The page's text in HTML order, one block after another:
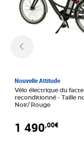
Nouvelle Attitude
Vélo électrique du
reconditionné - Taille normale -
Noir/ Rouge
1 490,00€